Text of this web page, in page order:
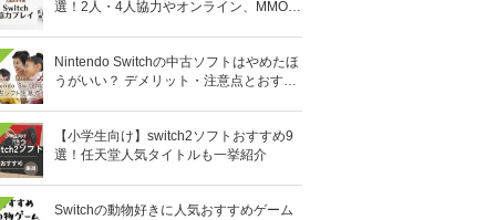
選！2人・4人協力やオンライン、MMOR
Nintendo Switchの中古ソフトはやめたほ
うがいい？ デメリット・注意点とおすす
【小学生向け】switch2ソフトおすすめ9
選！任天堂人気タイトルも一挙紹介
Switchの動物好きに人気おすすめゲーム